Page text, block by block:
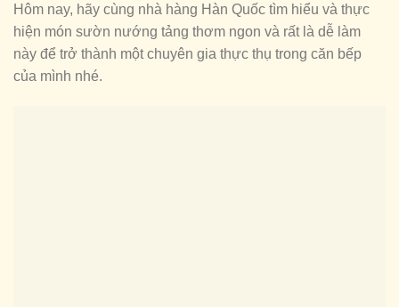
Hôm nay, hãy cùng nhà hàng Hàn Quốc tìm hiểu và thực
hiện món sườn nướng tảng thơm ngon và rất là dễ làm
này để trở thành một chuyên gia thực thụ trong căn bếp
của mình nhé.